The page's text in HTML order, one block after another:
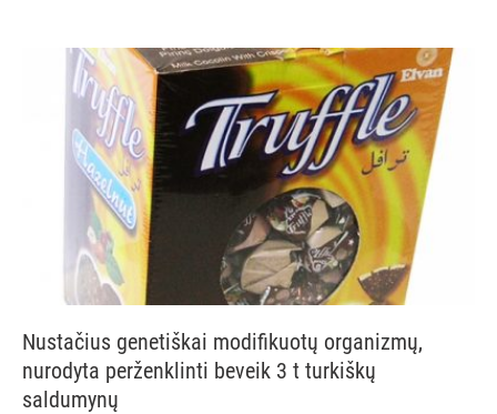
Nustačius genetiškai modifikuotų organizmų,
nurodyta perženklinti beveik 3 t turkiškų
saldumynų